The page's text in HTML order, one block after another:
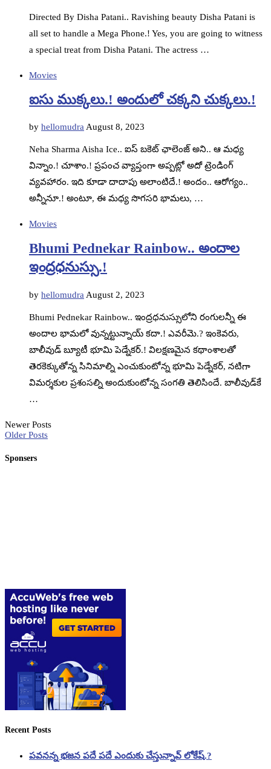
Directed By Disha Patani.. Ravishing beauty Disha Patani is
all set to handle a Mega Phone.! Yes, you are going to witness
a special treat from Disha Patani. The actress …
Movies
ఐసు ముక్కలు.! అందులో చక్కని చుక్కలు.!
by hellomudraAugust 8, 2023
Neha Sharma Aisha Ice.. ఐస్ బకెట్ ఛాలెంజ్ అని.. ఆ మధ్య
విన్నాం.! చూశాం.! ప్రపంచ వ్యాప్తంగా అప్పట్లో అదో ట్రెండింగ్
వ్యవహారం. ఇది కూడా దాదాపు అలాంటిదే.! అందం.. ఆరోగ్యం..
అన్నీనూ.! అంటూ, ఈ మధ్య సొగసరి భామలు, …
Movies
Bhumi Pednekar Rainbow.. అందాల
ఇంద్రధనుస్సు.!
by hellomudra August 2, 2023
Bhumi Pednekar Rainbow.. ఇంద్రధనుస్సులోని రంగులన్నీ ఈ
అందాల భామలో వున్నట్టున్నాయ్ కదా.! ఎవరీమె.? ఇంకెవరు,
బాలీవుడ్ బ్యూటీ భూమి పెడ్నేకర్.! విలక్షణమైన కథాంశాలతో
తెరకెక్కుతోన్న సినిమాల్ని ఎంచుకుంటోన్న భూమి పెడ్నేకర్, నటిగా
విమర్శకుల ప్రశంసల్ని అందుకుంటోన్న సంగతి తెలిసిందే. బాలీవుడ్‌కే
…
Newer Posts
Older Posts
Sponsers
Recent Posts
పవనన్న భజన పదే పదే ఎందుకు చేస్తున్నావ్ లోకేష్.?